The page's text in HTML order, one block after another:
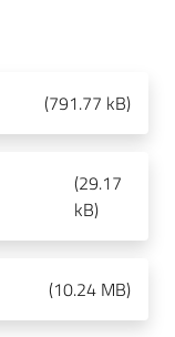
(791.77 kB)
(29.17
kB)
(10.24 MB)